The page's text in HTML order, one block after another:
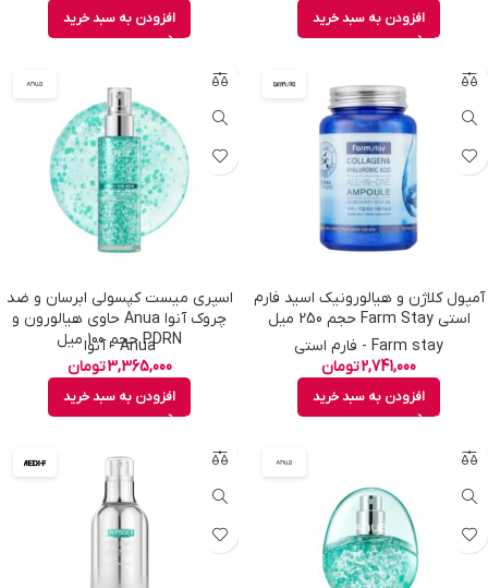
افزودن به سبد خرید افزودن به سبد خرید
آمپول کلاژن و هیالورونیک اسید فارم
استی Farm Stay حجم 250 میل
Farm stay - فارم استی
2,741,000تومان
افزودن به سبد خرید
اسپری میست کپسولی ابرسان و ضد
چروک آنوا Anua حاوی هیالورون و
PDRN حجم 100 میلAnua - آنوا
3,365,000تومان
افزودن به سبد خرید